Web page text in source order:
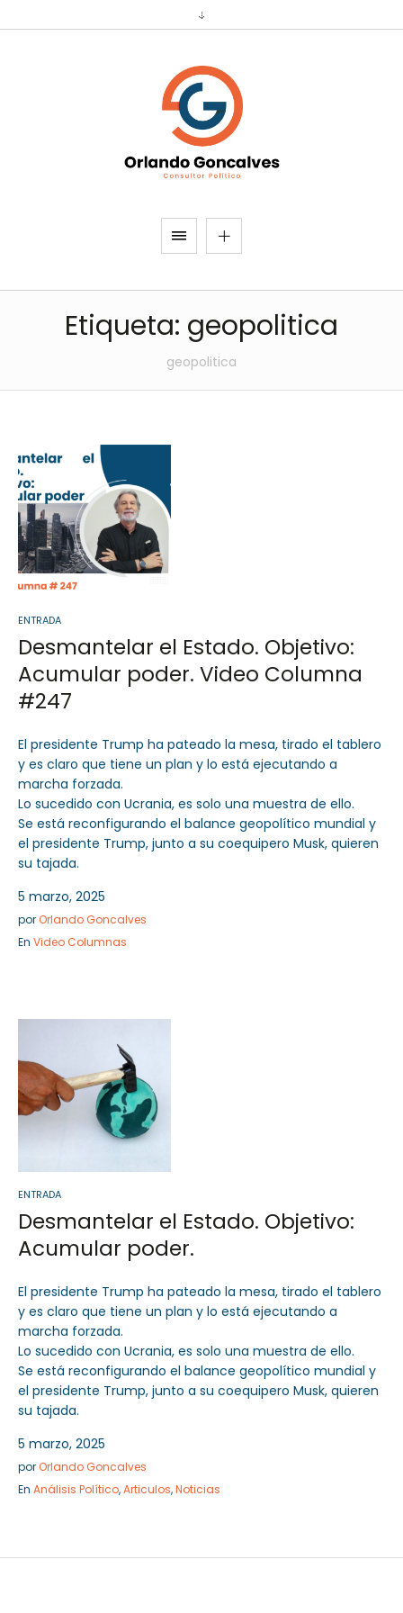
Etiqueta: geopolitica
geopolitica
ENTRADA
Desmantelar el Estado. Objetivo:
Acumular poder. Video Columna
#247
El presidente Trump ha pateado la mesa, tirado el tablero
y es claro que tiene un plan y lo está ejecutando a
marcha forzada.
Lo sucedido con Ucrania, es solo una muestra de ello.
Se está reconfigurando el balance geopolítico mundial y
el presidente Trump, junto a su coequipero Musk, quieren
su tajada.
5 marzo, 2025
por Orlando Goncalves
En Video Columnas
ENTRADA
Desmantelar el Estado. Objetivo:
Acumular poder.
El presidente Trump ha pateado la mesa, tirado el tablero
y es claro que tiene un plan y lo está ejecutando a
marcha forzada.
Lo sucedido con Ucrania, es solo una muestra de ello.
Se está reconfigurando el balance geopolítico mundial y
el presidente Trump, junto a su coequipero Musk, quieren
su tajada.
5 marzo, 2025
por Orlando Goncalves
En Análisis Político,Articulos,Noticias